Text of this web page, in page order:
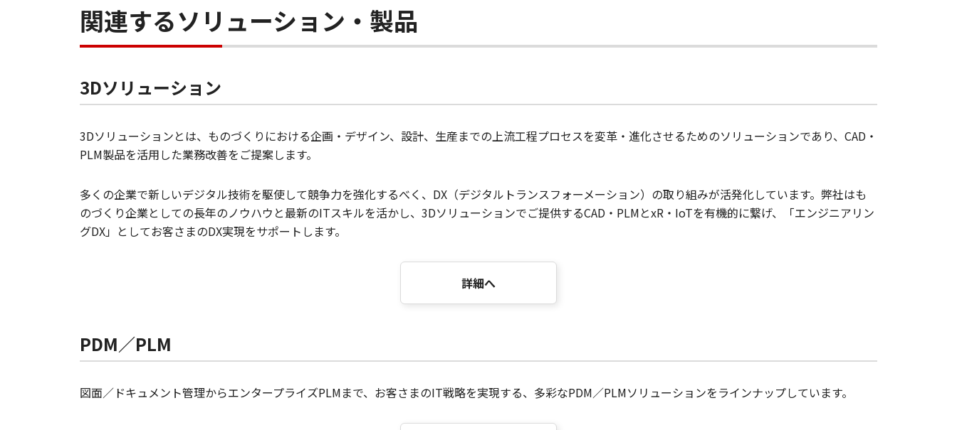
関連するソリューション・製品
3Dソリューション
3Dソリューションとは、ものづくりにおける企画・デザイン、設計、生産までの上流工程プロセスを変革・進化させるためのソリューションであり、CAD・
PLM製品を活用した業務改善をご提案します。
多くの企業で新しいデジタル技術を駆使して競争力を強化するべく、DX（デジタルトランスフォーメーション）の取り組みが活発化しています。弊社はも
のづくり企業としての長年のノウハウと最新のITスキルを活かし、3Dソリューションでご提供するCAD・PLMとxR・IoTを有機的に繋げ、「エンジニアリン
グDX」としてお客さまのDX実現をサポートします。
詳細へ
PDM／PLM
図面／ドキュメント管理からエンタープライズPLMまで、お客さまのIT戦略を実現する、多彩なPDM／PLMソリューションをラインナップしています。